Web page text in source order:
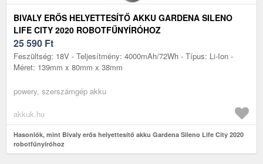
BIVALY ERŐS HELYETTESÍTŐ AKKU GARDENA SILENO
LIFE CITY 2020 ROBOTFŰNYÍRÓHOZ
25 590 Ft
Feszültség: 18V - Teljesítmény: 4000mAh/72Wh - Típus: Li-Ion -
Méret: 139mm x 80mm x 38mm
powery, szerszámgép akku
akkuk.hu
Hasonlók, mint Bivaly erős helyettesítő akku Gardena Sileno Life City 2020
robotfűnyíróhoz